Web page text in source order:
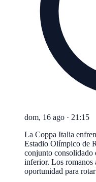
dom, 16 ago · 21:15
La Coppa Italia
Estadio Olímpico de
conjunto consolidado
inferior. Los romanos
oportunidad para